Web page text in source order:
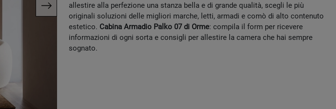
allestire alla perfezione una stanza bella e di grande qualità, scegli le più
originali soluzioni delle migliori marche, letti, armadi e comò di alto contenuto
estetico. Cabina Armadio Palko 07 di Orme: compila il form per ricevere
informazioni di ogni sorta e consigli per allestire la camera che hai sempre
sognato.